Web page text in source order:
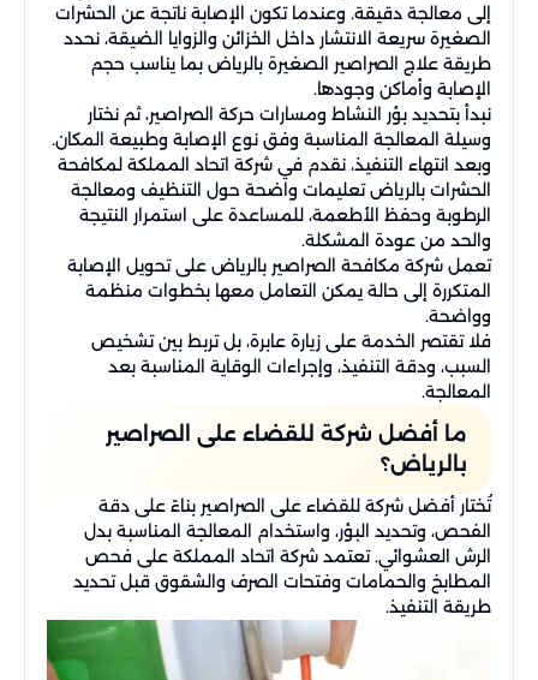
إلى معالجة دقيقة. وعندما تكون الإصابة ناتجة عن الحشرات
الصغيرة سريعة الانتشار داخل الخزائن والزوايا الضيقة، نحدد
طريقة علاج الصراصير الصغيرة بالرياض بما يناسب حجم
الإصابة وأماكن وجودها.
نبدأ بتحديد بؤر النشاط ومسارات حركة الصراصير، ثم نختار
وسيلة المعالجة المناسبة وفق نوع الإصابة وطبيعة المكان.
وبعد انتهاء التنفيذ، نقدم في شركة اتحاد المملكة لمكافحة
الحشرات بالرياض تعليمات واضحة حول التنظيف ومعالجة
الرطوبة وحفظ الأطعمة، للمساعدة على استمرار النتيجة
والحد من عودة المشكلة.
تعمل شركة مكافحة الصراصير بالرياض على تحويل الإصابة
المتكررة إلى حالة يمكن التعامل معها بخطوات منظمة
وواضحة.
فلا تقتصر الخدمة على زيارة عابرة، بل تربط بين تشخيص
السبب، ودقة التنفيذ، وإجراءات الوقاية المناسبة بعد
المعالجة.
ما أفضل شركة للقضاء على الصراصير
بالرياض؟
تُختار أفضل شركة للقضاء على الصراصير بناءً على دقة
الفحص، وتحديد البؤر، واستخدام المعالجة المناسبة بدل
الرش العشوائي. تعتمد شركة اتحاد المملكة على فحص
المطابخ والحمامات وفتحات الصرف والشقوق قبل تحديد
طريقة التنفيذ.